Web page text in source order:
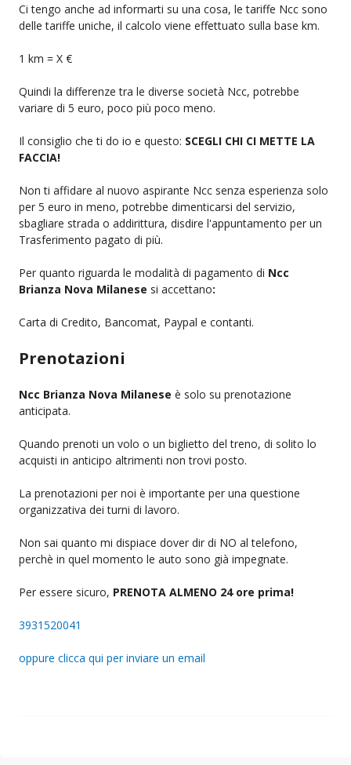
Ci tengo anche ad informarti su una cosa, le tariffe Ncc sono
delle tariffe uniche, il calcolo viene effettuato sulla base km.
1 km = X €
Quindi la differenze tra le diverse società Ncc, potrebbe
variare di 5 euro, poco più poco meno.
Il consiglio che ti do io e questo: SCEGLI CHI CI METTE LA
FACCIA!
Non ti affidare al nuovo aspirante Ncc senza esperienza solo
per 5 euro in meno, potrebbe dimenticarsi del servizio,
sbagliare strada o addirittura, disdire l'appuntamento per un
Trasferimento pagato di più.
Per quanto riguarda le modalità di pagamento di Ncc
Brianza Nova Milanese si accettano:
Carta di Credito, Bancomat, Paypal e contanti.
Prenotazioni
Ncc Brianza Nova Milanese è solo su prenotazione
anticipata.
Quando prenoti un volo o un biglietto del treno, di solito lo
acquisti in anticipo altrimenti non trovi posto.
La prenotazioni per noi è importante per una questione
organizzativa dei turni di lavoro.
Non sai quanto mi dispiace dover dir di NO al telefono,
perchè in quel momento le auto sono già impegnate.
Per essere sicuro, PRENOTA ALMENO 24 ore prima!
3931520041
oppure clicca qui per inviare un email